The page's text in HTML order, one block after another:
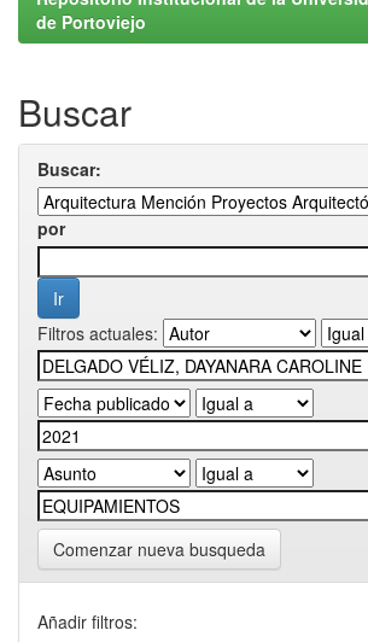
de Portoviejo
Buscar
Buscar:
por
Filtros actuales:
Comenzar nueva busqueda
Añadir filtros: